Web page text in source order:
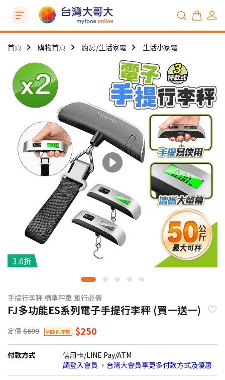
首頁 購物首頁 廚房/生活家電 生活小家電
3.6折
手提行李秤 精準秤重 旅行必備
FJ多功能ES系列電子手提行李秤 (買一送一)
定價 $699 網路限定價 $250
付款方式
信用卡/LINE Pay/ATM
請登入會員 ，台灣大會員享更多付款方式及優惠